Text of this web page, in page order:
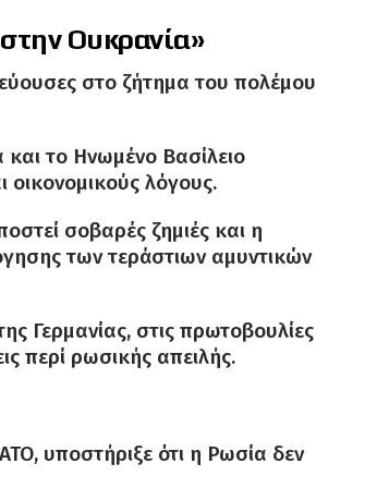
Ουκρανία»
στο ζήτημα του πολέμου
και το Ηνωμένο Βασίλειο
οικονομικούς λόγους.
σοβαρές ζημιές και η
των τεράστιων αμυντικών
Γερμανίας, στις πρωτοβουλίες
περί ρωσικής απειλής.
υποστήριξε ότι η Ρωσία δεν